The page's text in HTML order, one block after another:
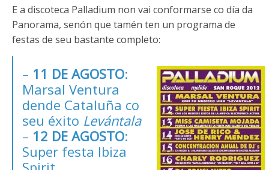
E a discoteca Palladium non vai conformarse co día da
Panorama, senón que tamén ten un programa de
festas de seu bastante completo:
– 11 DE AGOSTO:
Marsal Ventura
dende Cataluña co
seu éxito Levántala
– 12 DE AGOSTO:
Super festa Ibiza